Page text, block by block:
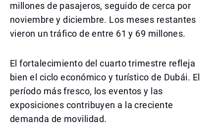
millones de pasajeros, seguido de cerca por
noviembre y diciembre. Los meses restantes
vieron un tráfico de entre 61 y 69 millones.
El fortalecimiento del cuarto trimestre refleja
bien el ciclo económico y turístico de Dubái. El
período más fresco, los eventos y las
exposiciones contribuyen a la creciente
demanda de movilidad.